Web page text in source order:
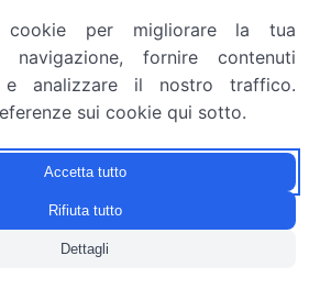
per aziende con molti dipendenti:
scadenze e più sedi
e privacy: il datore di lavoro può aprirli?
cookie per migliorare la tua
navigazione, fornire contenuti
e analizzare il nostro traffico.
sui cookie qui sotto.
Accetta tutto
Rifiuta tutto
Dettagli